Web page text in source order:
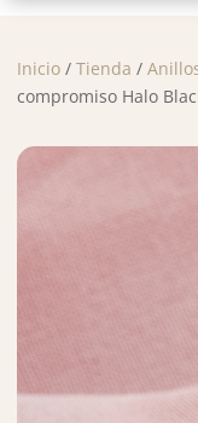
Inicio / Tienda /
compromiso Halo